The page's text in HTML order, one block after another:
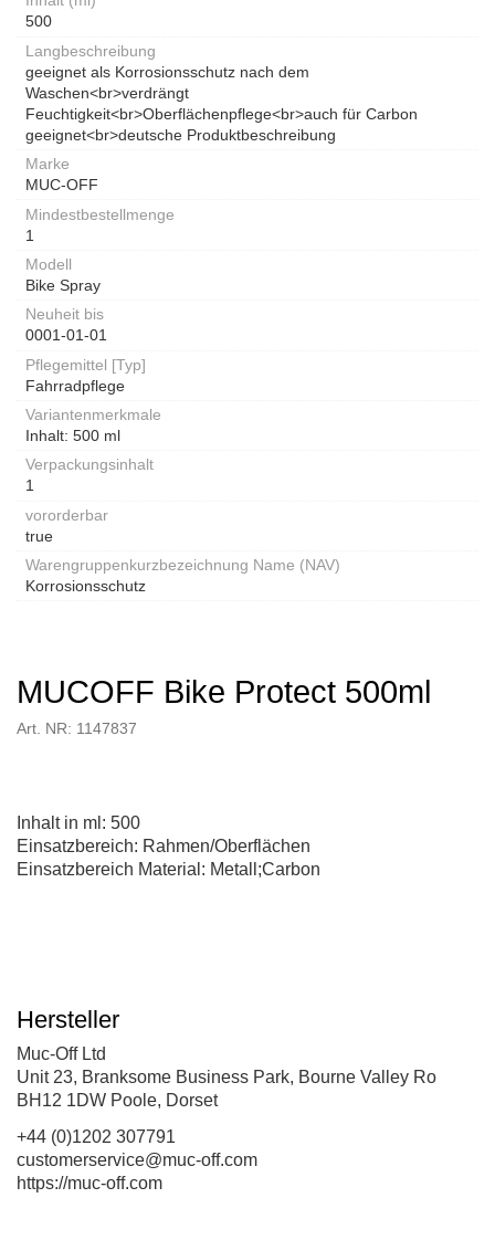
500
Langbeschreibung
geeignet als Korrosionsschutz nach dem
Waschen<br>verdrängt
Feuchtigkeit<br>Oberflächenpflege<br>auch für Carbon
geeignet<br>deutsche Produktbeschreibung
Marke
MUC-OFF
Mindestbestellmenge
1
Modell
Bike Spray
Neuheit bis
0001-01-01
Pflegemittel [Typ]
Fahrradpflege
Variantenmerkmale
Inhalt: 500 ml
Verpackungsinhalt
1
vororderbar
true
Warengruppenkurzbezeichnung Name (NAV)
Korrosionsschutz
MUCOFF Bike Protect 500ml
Art. NR: 1147837
Inhalt in ml: 500
Einsatzbereich: Rahmen/Oberflächen
Einsatzbereich Material: Metall;Carbon
Hersteller
Muc-Off Ltd
Unit 23, Branksome Business Park, Bourne Valley Ro
BH12 1DW Poole, Dorset
+44 (0)1202 307791
customerservice@muc-off.com
https://muc-off.com